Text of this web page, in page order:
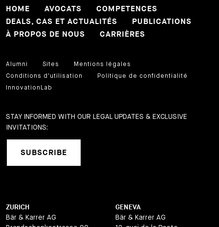
HOME AVOCATS
COMPETENCES
DEALS, CAS ET ACTUALITÉS
PUBLICATIONS
À PROPOS DE NOUS
CARRIÈRES
Alumni Sites
Mentions légales
Conditions d'utilisation
Politique de confidentialité
InnovationLab
STAY INFORMED WITH OUR LEGAL UPDATES & EXCLUSIVE
INVITATIONS:
SUBSCRIBE
ZURICH
Bär & Karrer AG
GENEVA
Bär & Karrer AG